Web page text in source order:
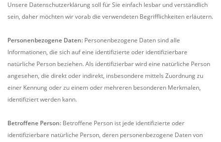
Unsere Datenschutzerklärung soll für Sie einfach lesbar und verständlich
sein, daher möchten wir vorab die verwendeten Begrifflichkeiten erläutern.
Personenbezogene Daten: Personenbezogene Daten sind alle
Informationen, die sich auf eine identifizierte oder identifizierbare
natürliche Person beziehen. Als identifizierbar wird eine natürliche Person
angesehen, die direkt oder indirekt, insbesondere mittels Zuordnung zu
einer Kennung oder zu einem oder mehreren besonderen Merkmalen,
identifiziert werden kann.
Betroffene Person: Betroffene Person ist jede identifizierte oder
identifizierbare natürliche Person, deren personenbezogene Daten von